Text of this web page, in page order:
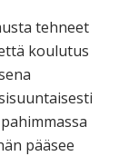
tehneet
koulutus
pääsee